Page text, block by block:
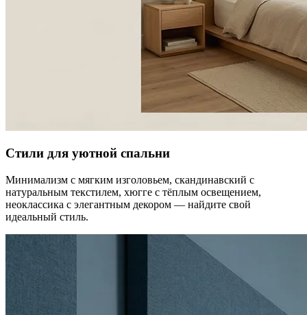
Стили для уютной спальни
Минимализм с мягким изголовьем, скандинавский с
натуральным текстилем, хюгге с тёплым освещением,
неоклассика с элегантным декором — найдите свой
идеальный стиль.